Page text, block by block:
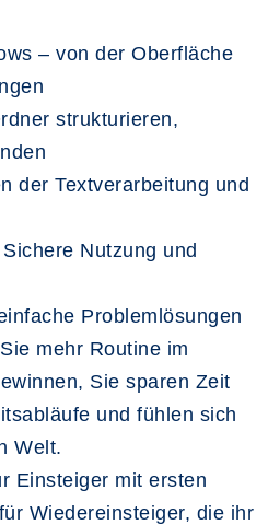
– von der Oberfläche
strukturieren,
der Textverarbeitung und
Nutzung und
Problemlösungen
mehr Routine im
Sie sparen Zeit
und fühlen sich
Welt.
Einsteiger mit ersten
Wiedereinsteiger, die ihr